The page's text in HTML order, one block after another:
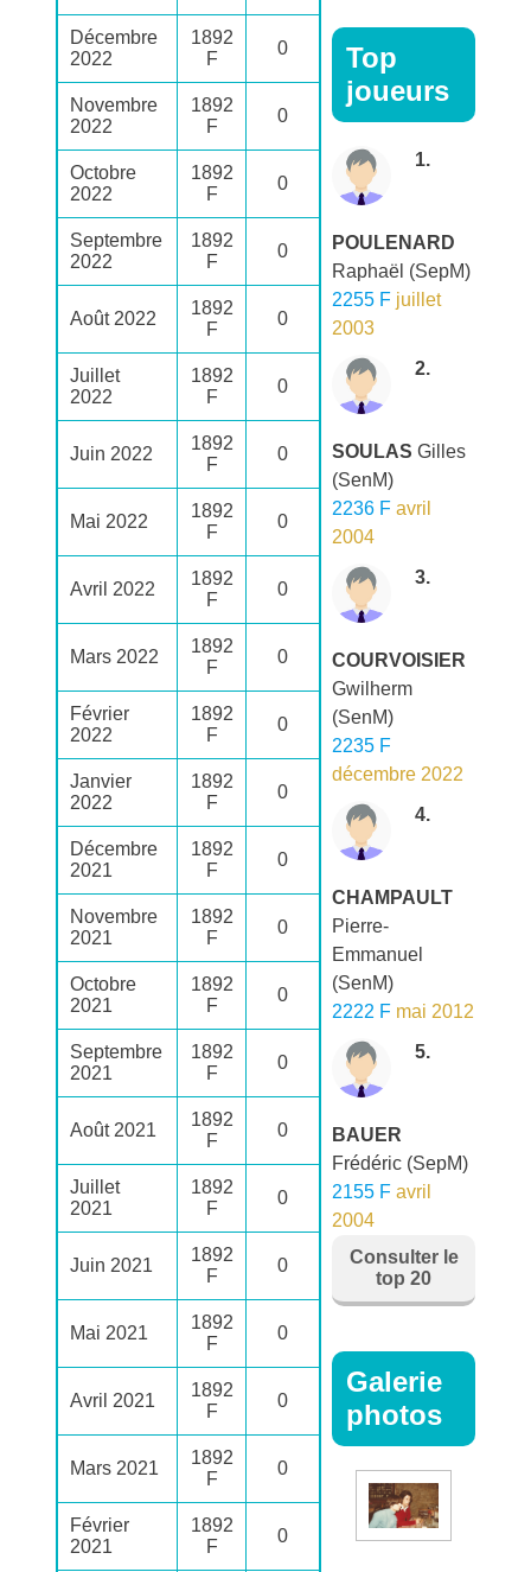
Décembre
2022
1892
F
0
Novembre
2022
1892
F
0
Octobre
2022
1892
F
0
Septembre
2022
1892
F
0
Août 2022
1892
F
0
Juillet
2022
1892
F
0
Juin 2022
1892
F
0
Mai 2022
1892
F
0
Avril 2022
1892
F
0
Mars 2022
1892
F
0
Février
2022
1892
F
0
Janvier
2022
1892
F
0
Décembre
2021
1892
F
0
Novembre
2021
1892
F
0
Octobre
2021
1892
F
0
Septembre
2021
1892
F
0
Août 2021
1892
F
0
Juillet
2021
1892
F
0
Juin 2021
1892
F
0
Mai 2021
1892
F
0
Avril 2021
1892
F
0
Mars 2021
1892
F
0
Février
2021
1892
F
0
Top
joueurs
1.
POULENARD
Raphaël (SepM)
2255 F juillet
2003
2.
SOULAS Gilles
(SenM)
2236 F avril
2004
3.
COURVOISIER
Gwilherm
(SenM)
2235 F
décembre 2022
4.
CHAMPAULT
Pierre-
Emmanuel
(SenM)
2222 F mai 2012
5.
BAUER
Frédéric (SepM)
2155 F avril
2004
Consulter le
top 20
Galerie
photos